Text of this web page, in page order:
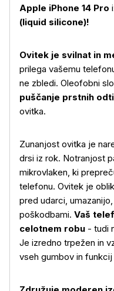
Več o izdelku
Apple iPhone 14 Pro
(liquid silicone)!
Ovitek je svilnat in
prilega vašemu
ne zbledi. Oleofobni
puščanje prstnih
ovitka.
Zunanjost ovitka je
drsi iz rok. Notranjost
mikrovlaken, ki
telefonu. Ovitek je
pred udarci,
poškodbami. Vaš
celotnem robu - tudi
Je izredno trpežen in
vseh gumbov in